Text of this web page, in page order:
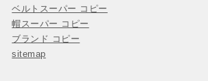
ベルトスーパー コピー
帽スーパー コピー
ブランド コピー
sitemap